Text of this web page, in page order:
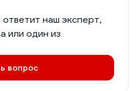
наш эксперт,
или один из
вопрос